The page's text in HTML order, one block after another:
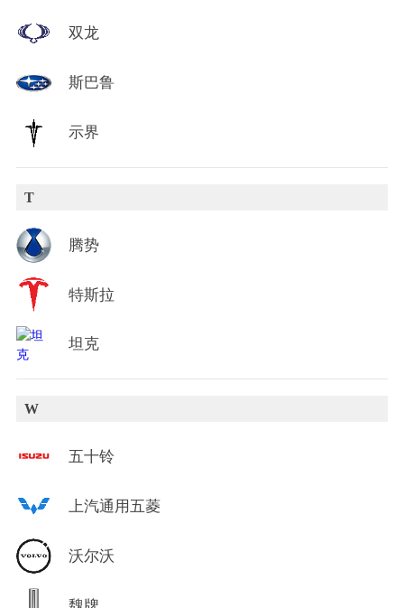
双龙
斯巴鲁
示界
T
腾势
特斯拉
坦克
W
五十铃
上汽通用五菱
沃尔沃